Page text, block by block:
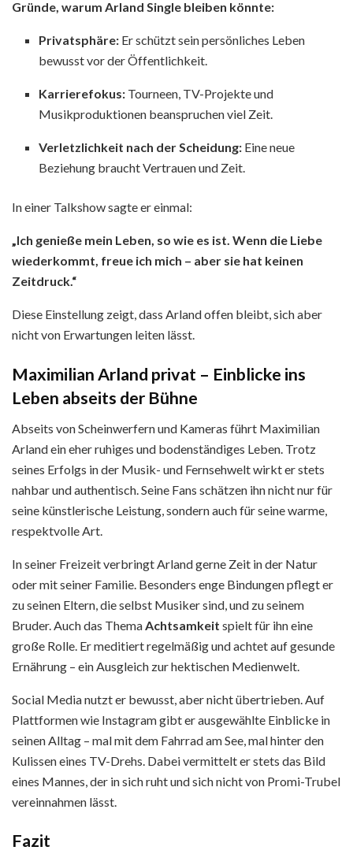
Gründe, warum Arland Single bleiben könnte:
Privatsphäre: Er schützt sein persönliches Leben
bewusst vor der Öffentlichkeit.
Karrierefokus: Tourneen, TV-Projekte und
Musikproduktionen beanspruchen viel Zeit.
Verletzlichkeit nach der Scheidung: Eine neue
Beziehung braucht Vertrauen und Zeit.
In einer Talkshow sagte er einmal:
„Ich genieße mein Leben, so wie es ist. Wenn die Liebe
wiederkommt, freue ich mich – aber sie hat keinen
Zeitdruck.“
Diese Einstellung zeigt, dass Arland offen bleibt, sich aber
nicht von Erwartungen leiten lässt.
Maximilian Arland privat – Einblicke ins
Leben abseits der Bühne
Abseits von Scheinwerfern und Kameras führt Maximilian
Arland ein eher ruhiges und bodenständiges Leben. Trotz
seines Erfolgs in der Musik- und Fernsehwelt wirkt er stets
nahbar und authentisch. Seine Fans schätzen ihn nicht nur für
seine künstlerische Leistung, sondern auch für seine warme,
respektvolle Art.
In seiner Freizeit verbringt Arland gerne Zeit in der Natur
oder mit seiner Familie. Besonders enge Bindungen pflegt er
zu seinen Eltern, die selbst Musiker sind, und zu seinem
Bruder. Auch das Thema Achtsamkeit spielt für ihn eine
große Rolle. Er meditiert regelmäßig und achtet auf gesunde
Ernährung – ein Ausgleich zur hektischen Medienwelt.
Social Media nutzt er bewusst, aber nicht übertrieben. Auf
Plattformen wie Instagram gibt er ausgewählte Einblicke in
seinen Alltag – mal mit dem Fahrrad am See, mal hinter den
Kulissen eines TV-Drehs. Dabei vermittelt er stets das Bild
eines Mannes, der in sich ruht und sich nicht von Promi-Trubel
vereinnahmen lässt.
Fazit